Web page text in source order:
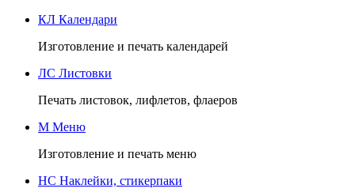
КЛ Календари
Изготовление и печать календарей
ЛС Листовки
Печать листовок, лифлетов, флаеров
М Меню
Изготовление и печать меню
НС Наклейки, стикерпаки